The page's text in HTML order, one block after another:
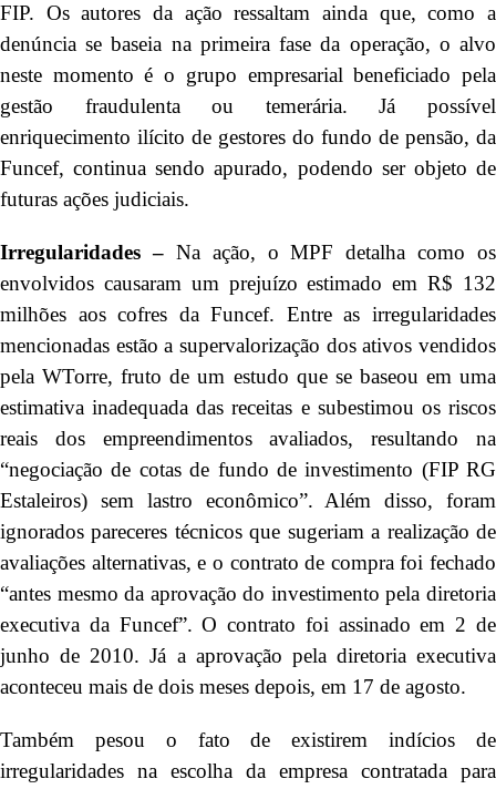
FIP. Os autores da ação ressaltam ainda que, como a
denúncia se baseia na primeira fase da operação, o alvo
neste momento é o grupo empresarial beneficiado pela
gestão fraudulenta ou temerária. Já possível
enriquecimento ilícito de gestores do fundo de pensão, da
Funcef, continua sendo apurado, podendo ser objeto de
futuras ações judiciais.
Irregularidades –Na ação, o MPF detalha como os
envolvidos causaram um prejuízo estimado em R$ 132
milhões aos cofres da Funcef. Entre as irregularidades
mencionadas estão a supervalorização dos ativos vendidos
pela WTorre, fruto de um estudo que se baseou em uma
estimativa inadequada das receitas e subestimou os riscos
reais dos empreendimentos avaliados, resultando na
“negociação de cotas de fundo de investimento (FIP RG
Estaleiros) sem lastro econômico”. Além disso, foram
ignorados pareceres técnicos que sugeriam a realização de
avaliações alternativas, e o contrato de compra foi fechado
“antes mesmo da aprovação do investimento pela diretoria
executiva da Funcef”. O contrato foi assinado em 2 de
junho de 2010. Já a aprovação pela diretoria executiva
aconteceu mais de dois meses depois, em 17 de agosto.
Também pesou o fato de existirem indícios de
irregularidades na escolha da empresa contratada para